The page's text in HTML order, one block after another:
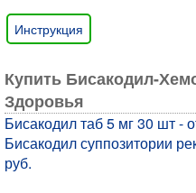
Инструкция
Купить Бисакодил-
Здоровья
Бисакодил таб 5 мг 30 шт -
Бисакодил суппозитории
руб.